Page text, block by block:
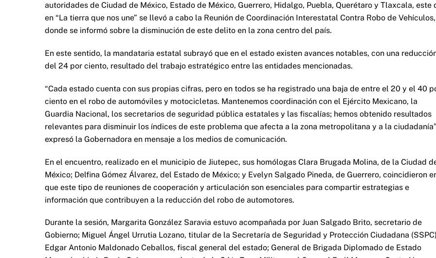
autoridades de Ciudad de México, Estado de México, Guerrero, Hidalgo, Puebla, Querétaro y Tlaxcala, este
en “La tierra que nos une” se llevó a cabo la Reunión de Coordinación Interestatal Contra Robo de Vehículos,
donde se informó sobre la disminución de este delito en la zona centro del país.
En este sentido, la mandataria estatal subrayó que en el estado existen avances notables, con una
del 24 por ciento, resultado del trabajo estratégico entre las entidades mencionadas.
“Cada estado cuenta con sus propias cifras, pero en todos se ha registrado una baja de entre el 20 y el 40
ciento en el robo de automóviles y motocicletas. Mantenemos coordinación con el Ejército Mexicano, la
Guardia Nacional, los secretarios de seguridad pública estatales y las fiscalías; hemos obtenido resultados
relevantes para disminuir los índices de este problema que afecta a la zona metropolitana y a la
expresó la Gobernadora en mensaje a los medios de comunicación.
En el encuentro, realizado en el municipio de Jiutepec, sus homólogas Clara Brugada Molina, de la Ciudad
México; Delfina Gómez Álvarez, del Estado de México; y Evelyn Salgado Pineda, de Guerrero, coincidieron
que este tipo de reuniones de cooperación y articulación son esenciales para compartir estrategias e
información que contribuyen a la reducción del robo de automotores.
Durante la sesión, Margarita González Saravia estuvo acompañada por Juan Salgado Brito, secretario de
Gobierno; Miguel Ángel Urrutia Lozano, titular de la Secretaría de Seguridad y Protección Ciudadana
Edgar Antonio Maldonado Ceballos, fiscal general del estado; General de Brigada Diplomado de Estado